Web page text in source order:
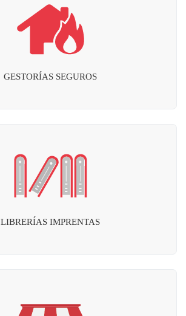
GESTORÍAS SEGUROS
LIBRERÍAS IMPRENTAS